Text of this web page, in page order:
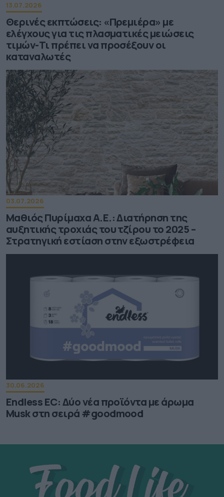
13.07.2026
Θερινές εκπτώσεις: «Πρεμιέρα» με
ελέγχους για τις πλασματικές μειώσεις
τιμών-Τι πρέπει να προσέξουν οι
καταναλωτές
03.07.2026
Μαθιός Πυρίμαχα Α.Ε.: Διατήρηση της
αυξητικής τροχιάς του τζίρου το 2025 –
Στρατηγική εστίαση στην εξωστρέφεια
30.06.2026
Endless EC: Δύο νέα προϊόντα με άρωμα
Musk στη σειρά #goodmood